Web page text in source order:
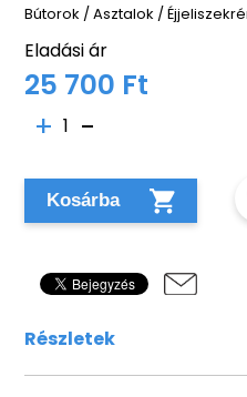
Bútorok /Asztalok /
Eladási ár
25 700 Ft
1
Kosárba
Részletek